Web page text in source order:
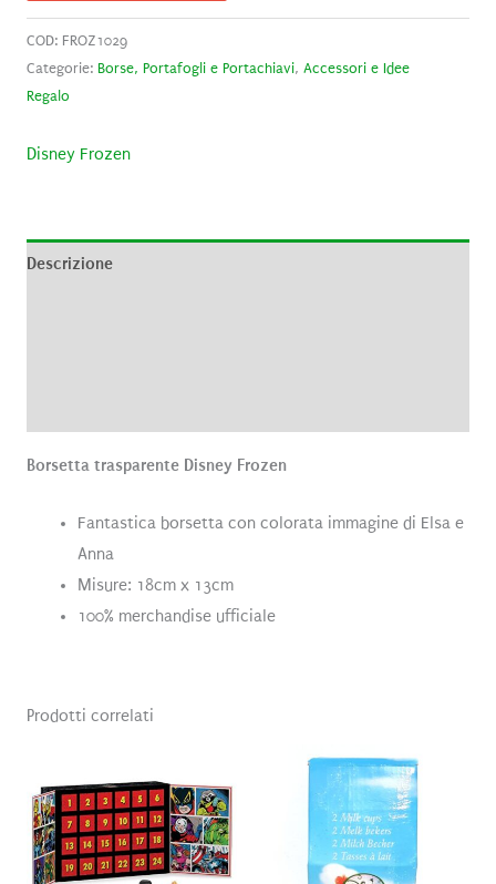
COD: FROZ1029
Categorie: Borse, Portafogli e Portachiavi, Accessori e Idee
Regalo
Disney Frozen
Descrizione
Borsetta trasparente Disney Frozen
Fantastica borsetta con colorata immagine di Elsa e
Anna
Misure: 18cm x 13cm
100% merchandise ufficiale
Prodotti correlati